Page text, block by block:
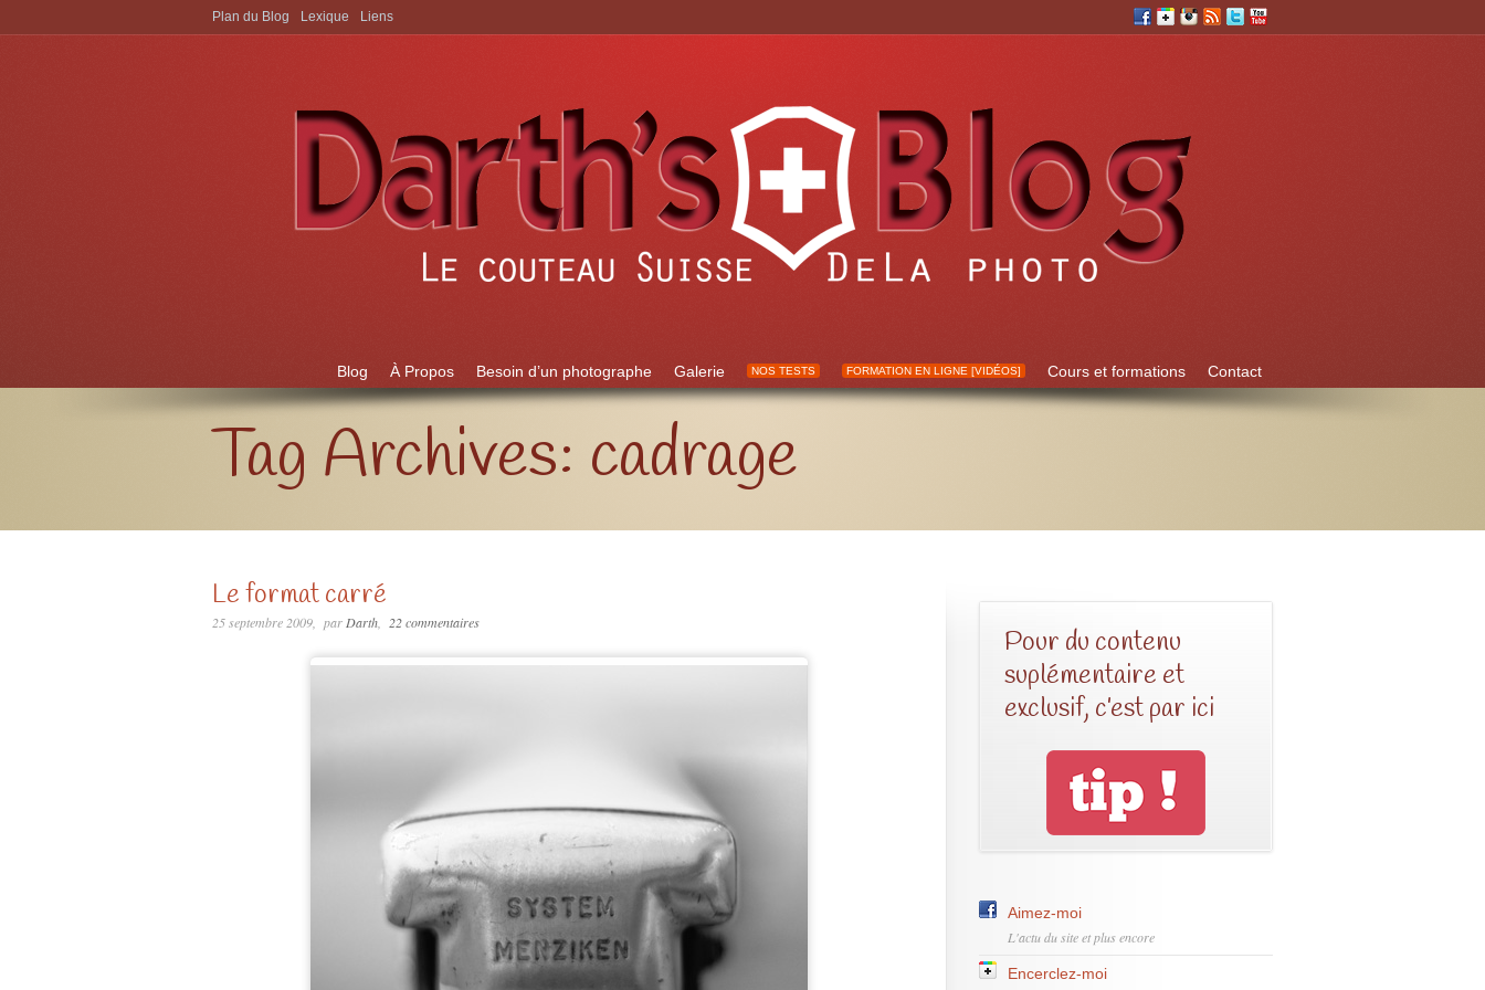
Aller à:
Blog À Propos Besoin d’un photographe Galerie NOS TESTS FORMATION EN LIGNE [VIDÉOS] Cours et formations Contact
Plan du Blog Lexique Liens
Tag Archives: cadrage
Le format carré
25 septembre 2009 par Darth 22 commentaires
Pour du contenu
suplémentaire et
exclusif, c’est par ici
Aimez-moi
L'actu du site et plus encore
Encerclez-moi